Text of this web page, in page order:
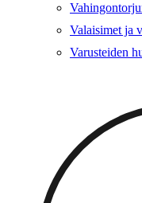
Valaisimet ja
Varusteiden